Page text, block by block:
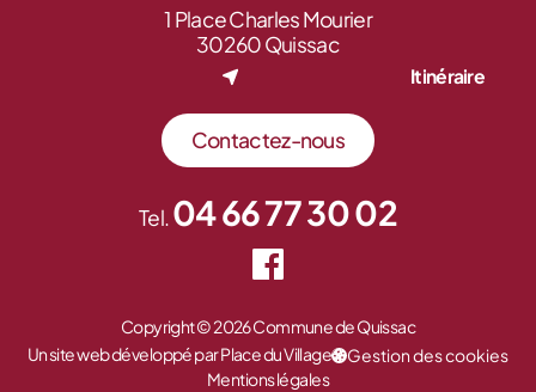
1 Place Charles Mourier
30260 Quissac
Itinéraire
Contactez-nous
Tel.04 66 77 30 02
Copyright © 2026 Commune de Quissac
Un site web développé par Place du Village
Gestion des cookies
Mentions légales